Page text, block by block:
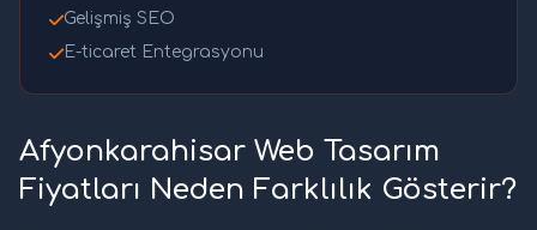
Gelişmiş SEO
E-ticaret Entegrasyonu
Afyonkarahisar Web Tasarım
Fiyatları Neden Farklılık Gösterir?